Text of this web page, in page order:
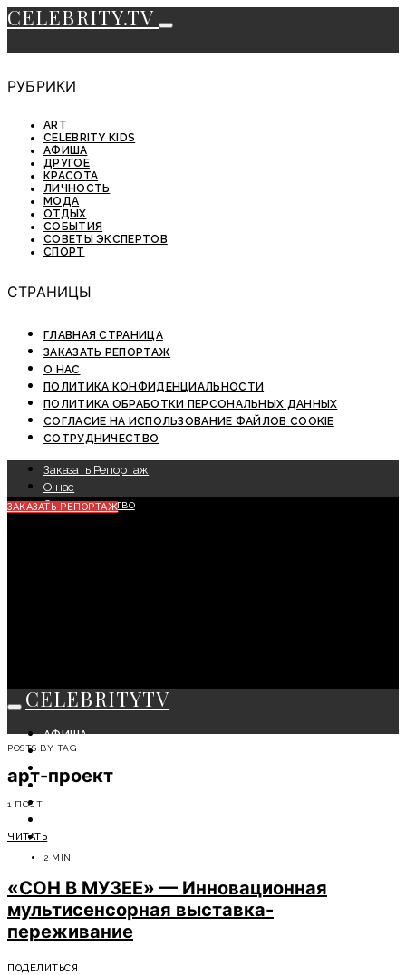
CELEBRITY.TV
РУБРИКИ
ART
CELEBRITY KIDS
АФИША
ДРУГОЕ
КРАСОТА
ЛИЧНОСТЬ
МОДА
ОТДЫХ
СОБЫТИЯ
СОВЕТЫ ЭКСПЕРТОВ
СПОРТ
СТРАНИЦЫ
ГЛАВНАЯ СТРАНИЦА
ЗАКАЗАТЬ РЕПОРТАЖ
О НАС
ПОЛИТИКА КОНФИДЕНЦИАЛЬНОСТИ
ПОЛИТИКА ОБРАБОТКИ ПЕРСОНАЛЬНЫХ ДАННЫХ
СОГЛАСИЕ НА ИСПОЛЬЗОВАНИЕ ФАЙЛОВ COOKIE
СОТРУДНИЧЕСТВО
Заказать Репортаж
О нас
Сотрудничество
ЗАКАЗАТЬ РЕПОРТАЖ
CELEBRITYTV
АФИША
СОБЫТИЯ
КРАСОТА
МОДА
СОВЕТЫ ЭКСПЕРТОВ
POSTS BY TAG
арт-проект
1 ПОСТ
ЧИТАТЬ
2 MIN
«СОН В МУЗЕЕ» — Инновационная
мультисенсорная выставка-
переживание
ПОДЕЛИТЬСЯ